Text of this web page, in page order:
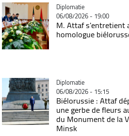
Catégorie
Diplomatie
06/08/2026 - 19:00
M. Attaf s'entretient
homologue
Catégorie
Diplomatie
06/08/2026 - 15:15
Biélorussie : Attaf
une gerbe de fleurs
du Monument de la
Minsk